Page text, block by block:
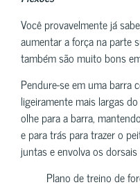
Você provavelmente já
aumentar a força na parte
também são muito bons
Pendure-se em uma barra
ligeiramente mais largas
olhe para a barra,
e para trás para trazer o
juntas e envolva os
Plano de treino de